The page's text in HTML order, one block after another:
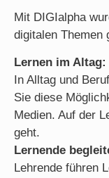
Mit DIGIalpha
digitalen Themen
Lernen im Altag:
In Alltag und
Sie diese
Medien. Auf der
geht.
Lernende
Lehrende führen